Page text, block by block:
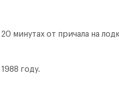
минутах от причала на
году.